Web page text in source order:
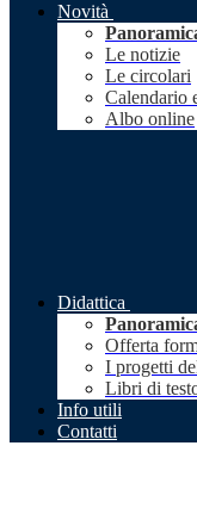
Novità
Le notizie
Le circolari
Calendario
Albo online
Didattica
Offerta
I progetti
Libri di
Info utili
Contatti